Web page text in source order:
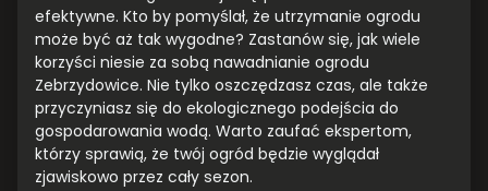
efektywne. Kto by pomyślał, że utrzymanie ogrodu
może być aż tak wygodne? Zastanów się, jak wiele
korzyści niesie za sobą nawadnianie ogrodu
Zebrzydowice. Nie tylko oszczędzasz czas, ale także
przyczyniasz się do ekologicznego podejścia do
gospodarowania wodą. Warto zaufać ekspertom,
którzy sprawią, że twój ogród będzie wyglądał
zjawiskowo przez cały sezon.